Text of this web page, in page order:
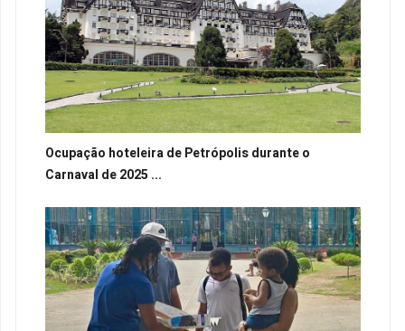
Ocupação hoteleira de Petrópolis durante o
Carnaval de 2025 ...